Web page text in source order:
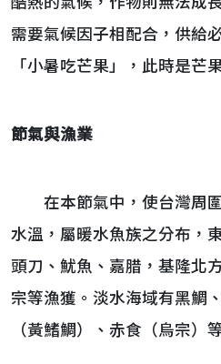
需要氣候因子相配合，供給
「小暑吃芒果」，此時是芒
節氣與漁業
在本節氣中，使台灣周
水溫，屬暖水魚族之分布，
頭刀、魷魚、嘉腊，基隆北
宗等漁獲。淡水海域有黑鯛
（黃鰭鯛）、赤食（烏宗）